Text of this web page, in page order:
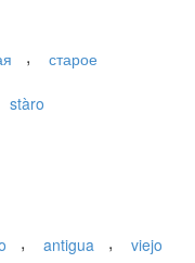
, старое
stàro
, antigua , viejo